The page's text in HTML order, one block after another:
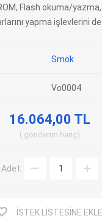
Flash okuma/
yapma işlevlerini
Smok
Vo0004
16.064,00 TL
gönderim hariç
Adet:
İSTEK LISTESINE EKLE